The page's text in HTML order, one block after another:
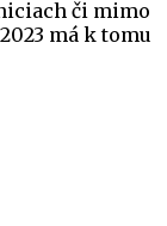
či mimo
má k tomu